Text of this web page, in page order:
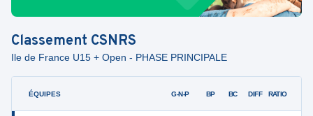
Classement CSNRS
Ile de France U15 + Open - PHASE PRINCIPALE
ÉQUIPES G-N-P BP BC DIFF RATIO